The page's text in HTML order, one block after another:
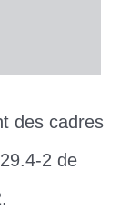
des cadres
2 de